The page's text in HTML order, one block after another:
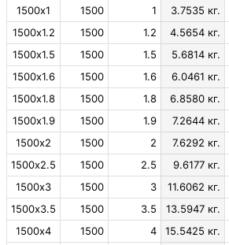
1500х1
1500 1 3.7535 кг.
1500х1.2
1500 1.2 4.5654 кг.
1500х1.5
1500 1.5 5.6814 кг.
1500х1.6
1500 1.6 6.0461 кг.
1500х1.8
1500 1.8 6.8580 кг.
1500х1.9
1500 1.9 7.2644 кг.
1500х2
1500 2 7.6292 кг.
1500х2.5
1500 2.5 9.6177 кг.
1500х3
1500 3 11.6062 кг.
1500х3.5
1500 3.5 13.5947 кг.
1500х4
1500 4 15.5425 кг.